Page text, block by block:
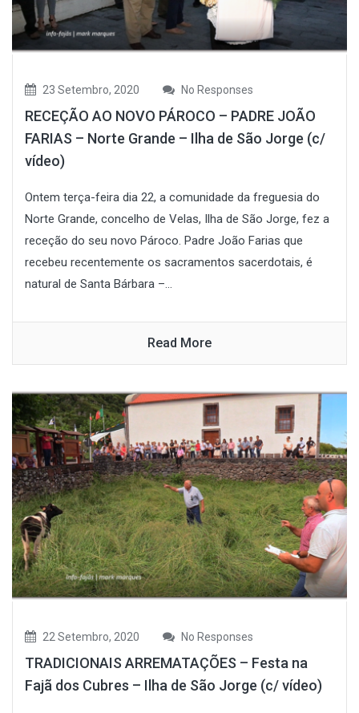
23 Setembro, 2020 No Responses
RECEÇÃO AO NOVO PÁROCO – PADRE JOÃO
FARIAS – Norte Grande – Ilha de São Jorge (c/
vídeo)
Ontem terça-feira dia 22, a comunidade da freguesia do
Norte Grande, concelho de Velas, Ilha de São Jorge, fez a
receção do seu novo Pároco. Padre João Farias que
recebeu recentemente os sacramentos sacerdotais, é
natural de Santa Bárbara –...
Read More
22 Setembro, 2020 No Responses
TRADICIONAIS ARREMATAÇÕES – Festa na
Fajã dos Cubres – Ilha de São Jorge (c/ vídeo)